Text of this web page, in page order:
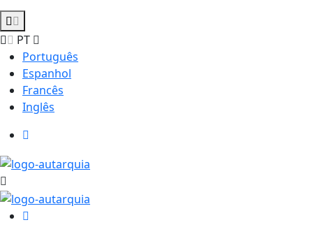
PT
Português
Espanhol
Francês
Inglês